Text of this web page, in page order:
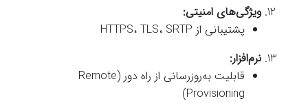
ویژگی‌های امنیتی:
پشتیبانی از HTTPS، TLS، SRTP
نرم‌افزار:
قابلیت به‌روزرسانی از راه دور (Remote
Provisioning)